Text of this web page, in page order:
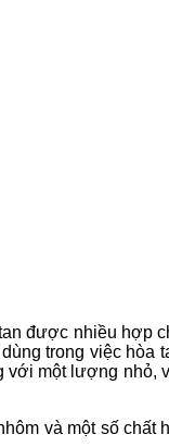
được nhiều hợp
trong việc hòa
một lượng nhỏ,
và một số chất